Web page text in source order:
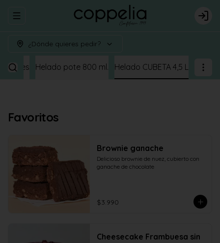
Abrir menu de navegación Login
¿Dónde quieres pedir?
Helado pote 800 ml. Helado CUBETA 4,5 L
Favoritos
Brownie ganache
Delicioso brownie de nuez, cubierto con
ganache de chocolate
$3.990
Cheesecake Frambuesa sin